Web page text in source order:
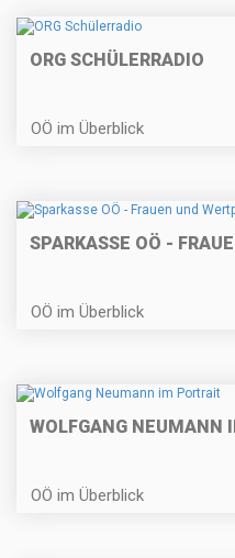
ORG SCHÜLERRADIO
OÖ im Überblick
SPARKASSE OÖ -
OÖ im Überblick
WOLFGANG NEUMANN
OÖ im Überblick